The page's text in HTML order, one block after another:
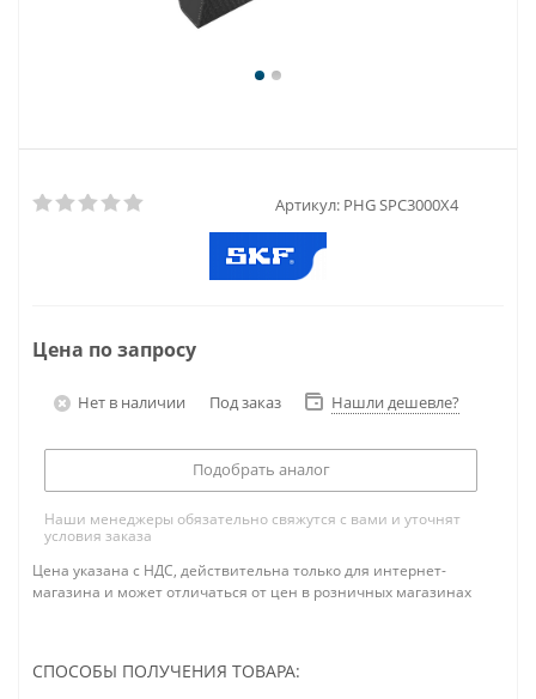
Артикул: PHG SPC3000X4
Цена по запросу
Нет в наличии Под заказ Нашли дешевле?
Подобрать аналог
Наши менеджеры обязательно свяжутся с вами и уточнят
условия заказа
Цена указана с НДС, действительна только для интернет-
магазина и может отличаться от цен в розничных магазинах
СПОСОБЫ ПОЛУЧЕНИЯ ТОВАРА: